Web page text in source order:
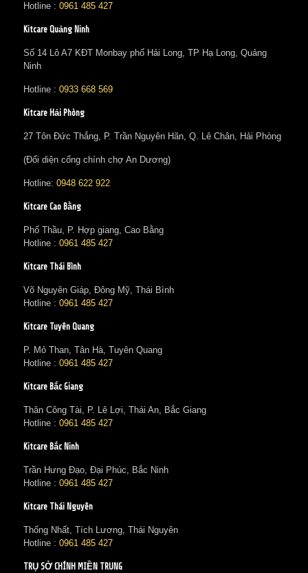
Hotline : 0961 485 427
Kitcare Quảng Ninh
Số 14 Lô A7 KĐT Monbay phố Hải Long, TP Hạ Long, Quảng
Ninh
Hotline : 0933 668 569
Kitcare Hải Phòng
27 Tôn Đức Thắng, P. Trần Nguyên Hãn, Q. Lê Chân, Hải Phòng
(Đối diện cổng chính chợ An Dương)
Hotline: 0948 622 922
Kitcare Cao Bằng
Phố Thầu, P. Hợp giang, Cao Bằng
Hotline : 0961 485 427
Kitcare Thái Bình
Võ Nguyên Giáp, Đông Mỹ, Thái Bình
Hotline : 0961 485 427
Kitcare Tuyên Quang
P. Mỏ Than, Tân Hà, Tuyên Quang
Hotline : 0961 485 427
Kitcare Bắc Giang
Thân Công Tài, P. Lê Lợi, Thái An, Bắc Giang
Hotline : 0961 485 427
Kitcare Bắc Ninh
Trần Hưng Đạo, Đại Phúc, Bắc Ninh
Hotline : 0961 485 427
Kitcare Thái Nguyên
Thống Nhất, Tích Lương, Thái Nguyên
Hotline : 0961 485 427
TRỤ SỞ CHÍNH MIỀN TRUNG